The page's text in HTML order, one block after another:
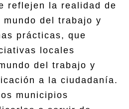
reflejen la realidad de
mundo del trabajo y
prácticas, que
locales
del trabajo y
a la ciudadanía.
municipios